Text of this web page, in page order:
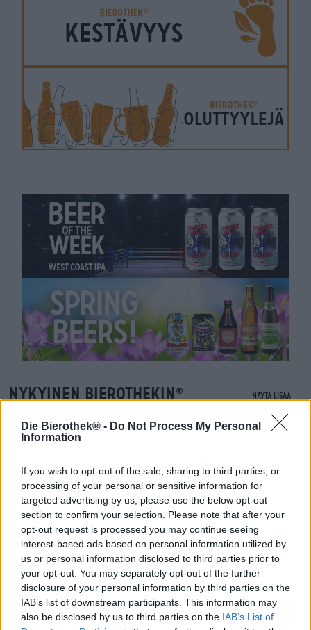
Die Bierothek® - Do Not Process My Personal
Information
If you wish to opt-out of the sale, sharing to third parties, or
processing of your personal or sensitive information for
targeted advertising by us, please use the below opt-out
section to confirm your selection. Please note that after your
opt-out request is processed you may continue seeing
interest-based ads based on personal information utilized by
us or personal information disclosed to third parties prior to
your opt-out. You may separately opt-out of the further
disclosure of your personal information by third parties on the
IAB’s list of downstream participants. This information may
also be disclosed by us to third parties on the IAB’s List of
Nykyinen Bierothekin®
Näytä lisää